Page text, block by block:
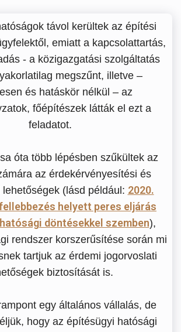
távol kerültek az építési
emiatt a kapcsolattartás,
- a közigazgatási szolgáltatás
megszűnt, illetve –
és hatáskör nélkül – az
főépítészek látták el ezt a
feladatot.
óta több lépésben szűkültek az
az érdekérvényesítési és
(lásd például: 2020.
helyett peres eljárás
döntésekkel szemben),
rendszer korszerűsítése során mi
tartjuk az érdemi jogorvoslati
biztosítását is.
egy általános vállalás, de
hogy az építésügyi hatósági